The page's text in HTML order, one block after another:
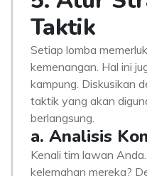
Taktik
Setiap lomba
kemenangan. Hal ini
kampung. Diskusikan
taktik yang akan
berlangsung.
a. Analisis
Kenali tim lawan
kelemahan mereka?